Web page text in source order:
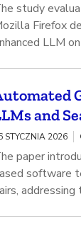
study
Firefox
LLM
and
STYCZNIA 2026
paper
software